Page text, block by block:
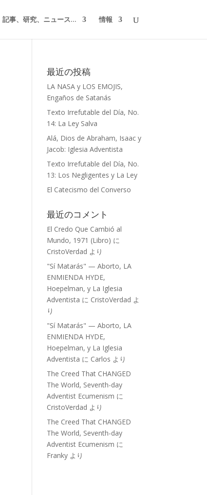
記事、研究、ニュース... 情報
最近の投稿
LA NASA y LOS EMOJIS,
Engaños de Satanás
Texto Irrefutable del Día, No.
14: La Ley Salva
Alá, Dios de Abraham, Isaac y
Jacob: Iglesia Adventista
Texto Irrefutable del Día, No.
13: Los Negligentes y La Ley
El Catecismo del Converso
最近のコメント
El Credo Que Cambió al
Mundo, 1971 (Libro) に
CristoVerdad より
"Sí Matarás" — Aborto, LA
ENMIENDA HYDE,
Hoepelman, y La Iglesia
Adventista に CristoVerdad よ
り
"Sí Matarás" — Aborto, LA
ENMIENDA HYDE,
Hoepelman, y La Iglesia
Adventista に Carlos より
The Creed That CHANGED
The World, Seventh-day
Adventist Ecumenism に
CristoVerdad より
The Creed That CHANGED
The World, Seventh-day
Adventist Ecumenism に
Franky より